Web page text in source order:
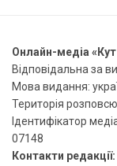
Онлайн-медіа
Відповідальна за
Мова видання:
Територія
Ідентифікатор
07148
Контакти редакції: